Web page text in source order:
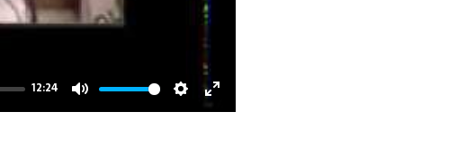
12:24
Mute Settings
Enter